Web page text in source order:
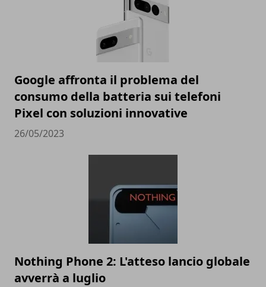
Google affronta il problema del
consumo della batteria sui telefoni
Pixel con soluzioni innovative
26/05/2023
Nothing Phone 2: L'atteso lancio globale
avverrà a luglio